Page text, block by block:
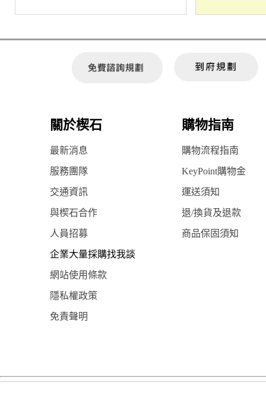
關於楔石 購物指南
最新消息 購物流程指南
服務團隊 KeyPoint購物金
交通資訊 運送須知
與楔石合作 退/換貨及退款
人員招募 商品保固須知
企業大量採購找我談
網站使用條款
隱私權政策
免責聲明